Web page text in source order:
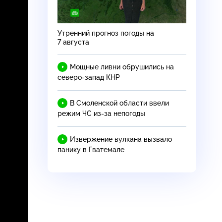
Утренний прогноз погоды на
7 августа
Мощные ливни обрушились на
северо-запад КНР
В Смоленской области ввели
режим ЧС из-за непогоды
Извержение вулкана вызвало
панику в Гватемале